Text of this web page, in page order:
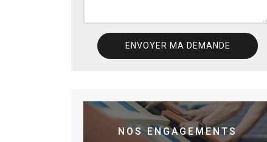
NOS ENGAGEMENTS